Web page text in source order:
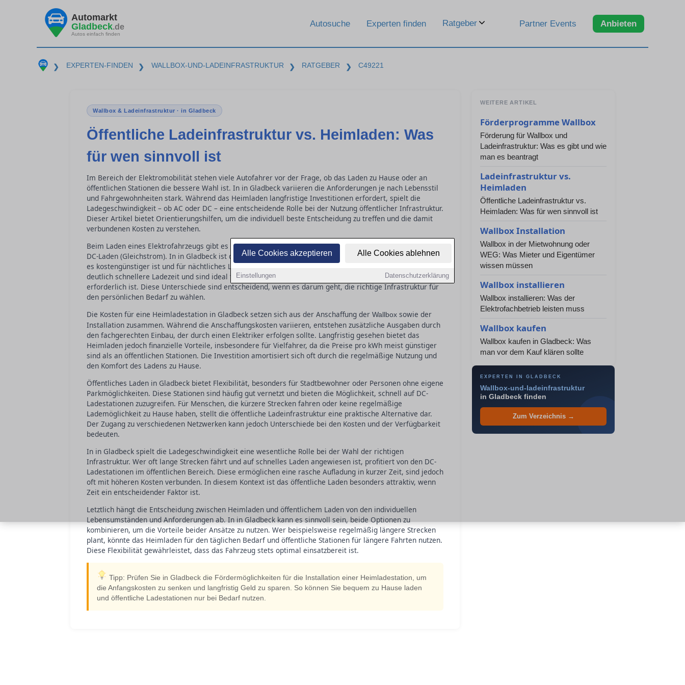
Alle Cookies akzeptieren Alle Cookies ablehnen
Einstellungen Datenschutzerklärung
Automarkt
Gladbeck.de
Autos einfach finden
Autosuche Experten finden Ratgeber Partner Events Anbieten
❯ EXPERTEN-FINDEN ❯ WALLBOX-UND-LADEINFRASTRUKTUR ❯ RATGEBER ❯ C49221
Wallbox & Ladeinfrastruktur · in Gladbeck
Öffentliche Ladeinfrastruktur vs. Heimladen: Was
für wen sinnvoll ist
Im Bereich der Elektromobilität stehen viele Autofahrer vor der Frage, ob das Laden zu Hause oder an
öffentlichen Stationen die bessere Wahl ist. In in Gladbeck variieren die Anforderungen je nach Lebensstil
und Fahrgewohnheiten stark. Während das Heimladen langfristige Investitionen erfordert, spielt die
Ladegeschwindigkeit – ob AC oder DC – eine entscheidende Rolle bei der Nutzung öffentlicher Infrastruktur.
Dieser Artikel bietet Orientierungshilfen, um die individuell beste Entscheidung zu treffen und die damit
verbundenen Kosten zu verstehen.
Beim Laden eines Elektrofahrzeugs gibt es grundlegende Unterschiede zwischen AC- (Wechselstrom) und
DC-Laden (Gleichstrom). In in Gladbeck ist das AC-Laden über Heimladestationen besonders verbreitet, da
es kostengünstiger ist und für nächtliches Laden ausreicht. DC-Ladestationen bieten hingegen eine
deutlich schnellere Ladezeit und sind ideal für öffentliche Ladestationen, wenn eine schnelle Aufladung
erforderlich ist. Diese Unterschiede sind entscheidend, wenn es darum geht, die richtige Infrastruktur für
den persönlichen Bedarf zu wählen.
Die Kosten für eine Heimladestation in Gladbeck setzen sich aus der Anschaffung der Wallbox sowie der
Installation zusammen. Während die Anschaffungskosten variieren, entstehen zusätzliche Ausgaben durch
den fachgerechten Einbau, der durch einen Elektriker erfolgen sollte. Langfristig gesehen bietet das
Heimladen jedoch finanzielle Vorteile, insbesondere für Vielfahrer, da die Preise pro kWh meist günstiger
sind als an öffentlichen Stationen. Die Investition amortisiert sich oft durch die regelmäßige Nutzung und
den Komfort des Ladens zu Hause.
Öffentliches Laden in Gladbeck bietet Flexibilität, besonders für Stadtbewohner oder Personen ohne eigene
Parkmöglichkeiten. Diese Stationen sind häufig gut vernetzt und bieten die Möglichkeit, schnell auf DC-
Ladestationen zuzugreifen. Für Menschen, die kürzere Strecken fahren oder keine regelmäßige
Lademöglichkeit zu Hause haben, stellt die öffentliche Ladeinfrastruktur eine praktische Alternative dar.
Der Zugang zu verschiedenen Netzwerken kann jedoch Unterschiede bei den Kosten und der Verfügbarkeit
bedeuten.
In in Gladbeck spielt die Ladegeschwindigkeit eine wesentliche Rolle bei der Wahl der richtigen
Infrastruktur. Wer oft lange Strecken fährt und auf schnelles Laden angewiesen ist, profitiert von den DC-
Ladestationen im öffentlichen Bereich. Diese ermöglichen eine rasche Aufladung in kurzer Zeit, sind jedoch
oft mit höheren Kosten verbunden. In diesem Kontext ist das öffentliche Laden besonders attraktiv, wenn
Zeit ein entscheidender Faktor ist.
Letztlich hängt die Entscheidung zwischen Heimladen und öffentlichem Laden von den individuellen
Lebensumständen und Anforderungen ab. In in Gladbeck kann es sinnvoll sein, beide Optionen zu
kombinieren, um die Vorteile beider Ansätze zu nutzen. Wer beispielsweise regelmäßig längere Strecken
plant, könnte das Heimladen für den täglichen Bedarf und öffentliche Stationen für längere Fahrten nutzen.
Diese Flexibilität gewährleistet, dass das Fahrzeug stets optimal einsatzbereit ist.
Tipp: Prüfen Sie in Gladbeck die Fördermöglichkeiten für die Installation einer Heimladestation, um
die Anfangskosten zu senken und langfristig Geld zu sparen. So können Sie bequem zu Hause laden
und öffentliche Ladestationen nur bei Bedarf nutzen.
WEITERE ARTIKEL
Förderprogramme Wallbox
Förderung für Wallbox und
Ladeinfrastruktur: Was es gibt und wie
man es beantragt
Ladeinfrastruktur vs.
Heimladen
Öffentliche Ladeinfrastruktur vs.
Heimladen: Was für wen sinnvoll ist
Wallbox Installation
Wallbox in der Mietwohnung oder
WEG: Was Mieter und Eigentümer
wissen müssen
Wallbox installieren
Wallbox installieren: Was der
Elektrofachbetrieb leisten muss
Wallbox kaufen
Wallbox kaufen in Gladbeck: Was
man vor dem Kauf klären sollte
EXPERTEN IN GLADBECK
Wallbox-und-ladeinfrastruktur
in Gladbeck finden
Zum Verzeichnis →